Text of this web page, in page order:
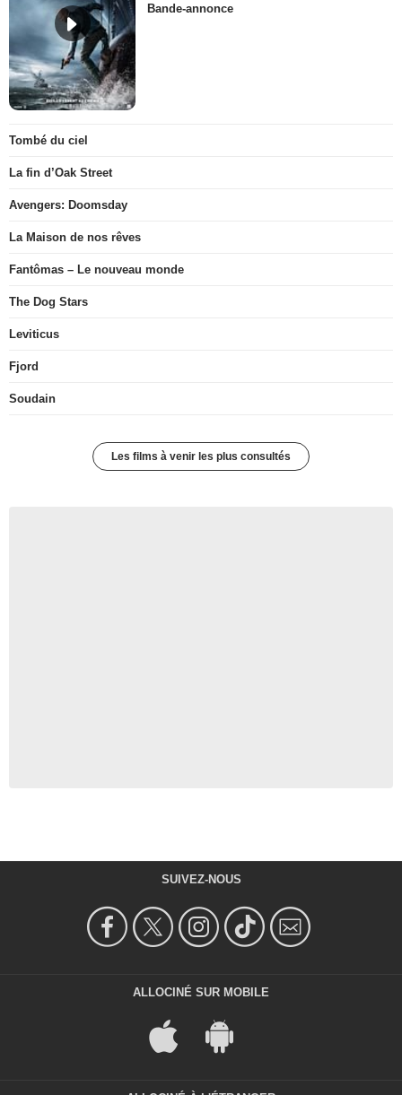
Bande-annonce
Tombé du ciel
La fin d’Oak Street
Avengers: Doomsday
La Maison de nos rêves
Fantômas – Le nouveau monde
The Dog Stars
Leviticus
Fjord
Soudain
Les films à venir les plus consultés
SUIVEZ-NOUS
ALLOCINÉ SUR MOBILE